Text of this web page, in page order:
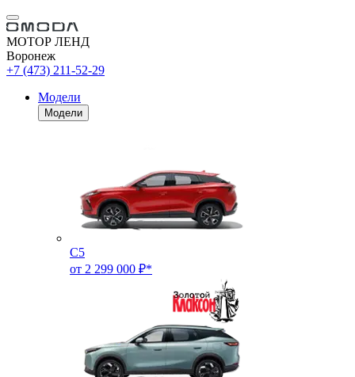
МОТОР ЛЕНД
Воронеж
+7 (473) 211-52-29
Модели
Модели
C5
от 2 299 000 ₽*